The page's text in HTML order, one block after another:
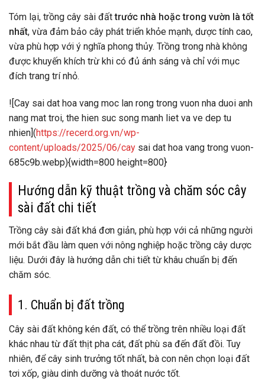
Tóm lại, trồng cây sài đấttrước nhà hoặc trong vườn là tốt
nhất, vừa đảm bảo cây phát triển khỏe mạnh, dược tính cao,
vừa phù hợp với ý nghĩa phong thủy. Trồng trong nhà không
được khuyến khích trừ khi có đủ ánh sáng và chỉ với mục
đích trang trí nhỏ.
![Cay sai dat hoa vang moc lan rong trong vuon nha duoi anh
nang mat troi, the hien suc song manh liet va ve dep tu
nhien](https://recerd.org.vn/wp-
content/uploads/2025/06/cay sai dat hoa vang trong vuon-
685c9b.webp){width=800 height=800}
Hướng dẫn kỹ thuật trồng và chăm sóc cây
sài đất chi tiết
Trồng cây sài đất khá đơn giản, phù hợp với cả những người
mới bắt đầu làm quen với nông nghiệp hoặc trồng cây dược
liệu. Dưới đây là hướng dẫn chi tiết từ khâu chuẩn bị đến
chăm sóc.
1. Chuẩn bị đất trồng
Cây sài đất không kén đất, có thể trồng trên nhiều loại đất
khác nhau từ đất thịt pha cát, đất phù sa đến đất đồi. Tuy
nhiên, để cây sinh trưởng tốt nhất, bà con nên chọn loại đất
tơi xốp, giàu dinh dưỡng và thoát nước tốt.